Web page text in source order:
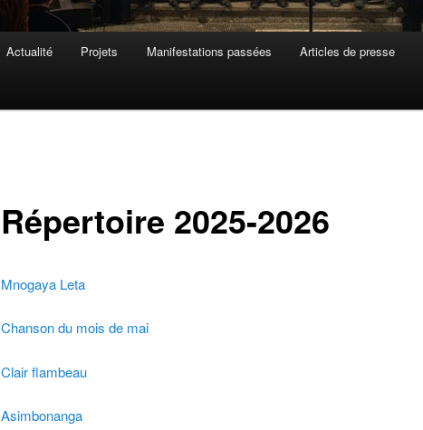
Actualité Projets Manifestations passées Articles de presse
Répertoire 2025-2026
Mnogaya Leta
Chanson du mois de mai
Clair flambeau
Asimbonanga